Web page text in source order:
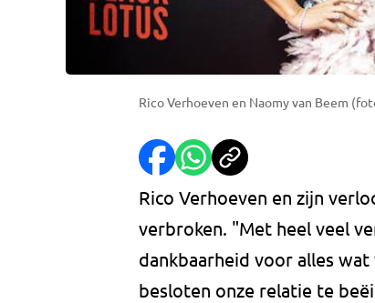
Rico Verhoeven en Naomy van Beem
Rico Verhoeven en zijn
verbroken. "Met heel veel
dankbaarheid voor alles
besloten onze relatie te